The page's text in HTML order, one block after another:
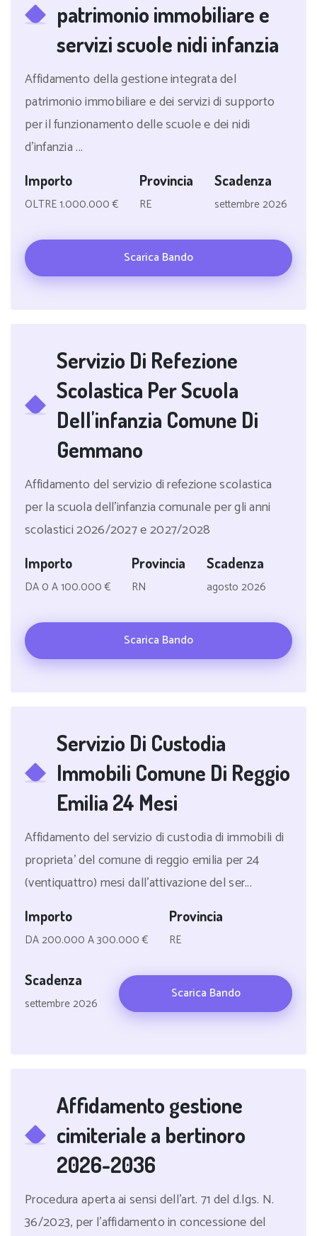
patrimonio immobiliare e
servizi scuole nidi infanzia
Affidamento della gestione integrata del
patrimonio immobiliare e dei servizi di supporto
per il funzionamento delle scuole e dei nidi
d'infanzia ...
Importo
OLTRE 1.000.000 €
Provincia
RE
Scadenza
settembre 2026
Scarica Bando
Servizio Di Refezione
Scolastica Per Scuola
Dell'infanzia Comune Di
Gemmano
Affidamento del servizio di refezione scolastica
per la scuola dell'infanzia comunale per gli anni
scolastici 2026/2027 e 2027/2028
Importo
DA 0 A 100.000 €
Provincia
RN
Scadenza
agosto 2026
Scarica Bando
Servizio Di Custodia
Immobili Comune Di Reggio
Emilia 24 Mesi
Affidamento del servizio di custodia di immobili di
proprieta' del comune di reggio emilia per 24
(ventiquattro) mesi dall'attivazione del ser...
Importo
DA 200.000 A 300.000 €
Provincia
RE
Scadenza
settembre 2026
Scarica Bando
Affidamento gestione
cimiteriale a bertinoro
2026-2036
Procedura aperta ai sensi dell'art. 71 del d.lgs. N.
36/2023, per l'affidamento in concessione del